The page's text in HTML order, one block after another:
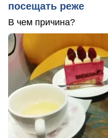
посещать реже
В чем причина?